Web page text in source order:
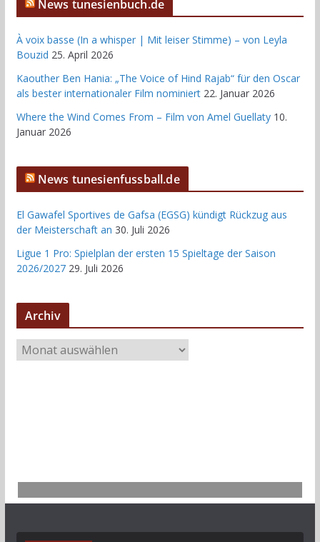
News tunesienbuch.de
À voix basse (In a whisper | Mit leiser Stimme) – von Leyla
Bouzid 25. April 2026
Kaouther Ben Hania: „The Voice of Hind Rajab“ für den Oscar
als bester internationaler Film nominiert 22. Januar 2026
Where the Wind Comes From – Film von Amel Guellaty 10.
Januar 2026
News tunesienfussball.de
El Gawafel Sportives de Gafsa (EGSG) kündigt Rückzug aus
der Meisterschaft an 30. Juli 2026
Ligue 1 Pro: Spielplan der ersten 15 Spieltage der Saison
2026/2027 29. Juli 2026
Archiv
r